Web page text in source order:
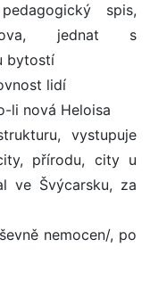
spis,
jednat s
bytostí
lidí
li nová Heloisa
vystupuje
přírodu, city u
ve Švýcarsku, za
nemocen/, po